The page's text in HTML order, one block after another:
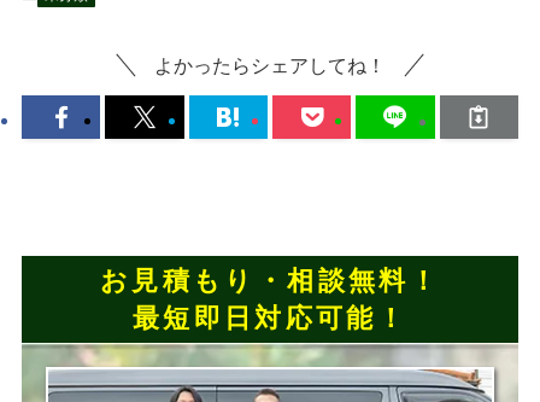
よかったらシェアしてね！
お見積もり・相談無料！
最短即日対応可能！